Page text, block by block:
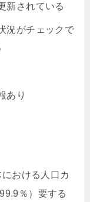
新されている
況がチェックで
あり
おける人口カ
％）要する